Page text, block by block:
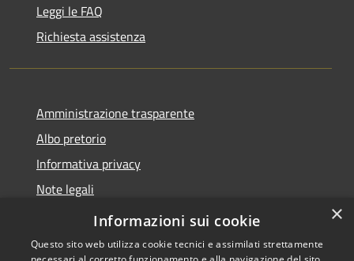
Leggi le FAQ
Richiesta assistenza
Amministrazione trasparente
Albo pretorio
Informativa privacy
Note legali
Dichiarazione di accessibilità
×
Informazioni sui cookie
Questo sito web utilizza cookie tecnici e assimilati strettamente